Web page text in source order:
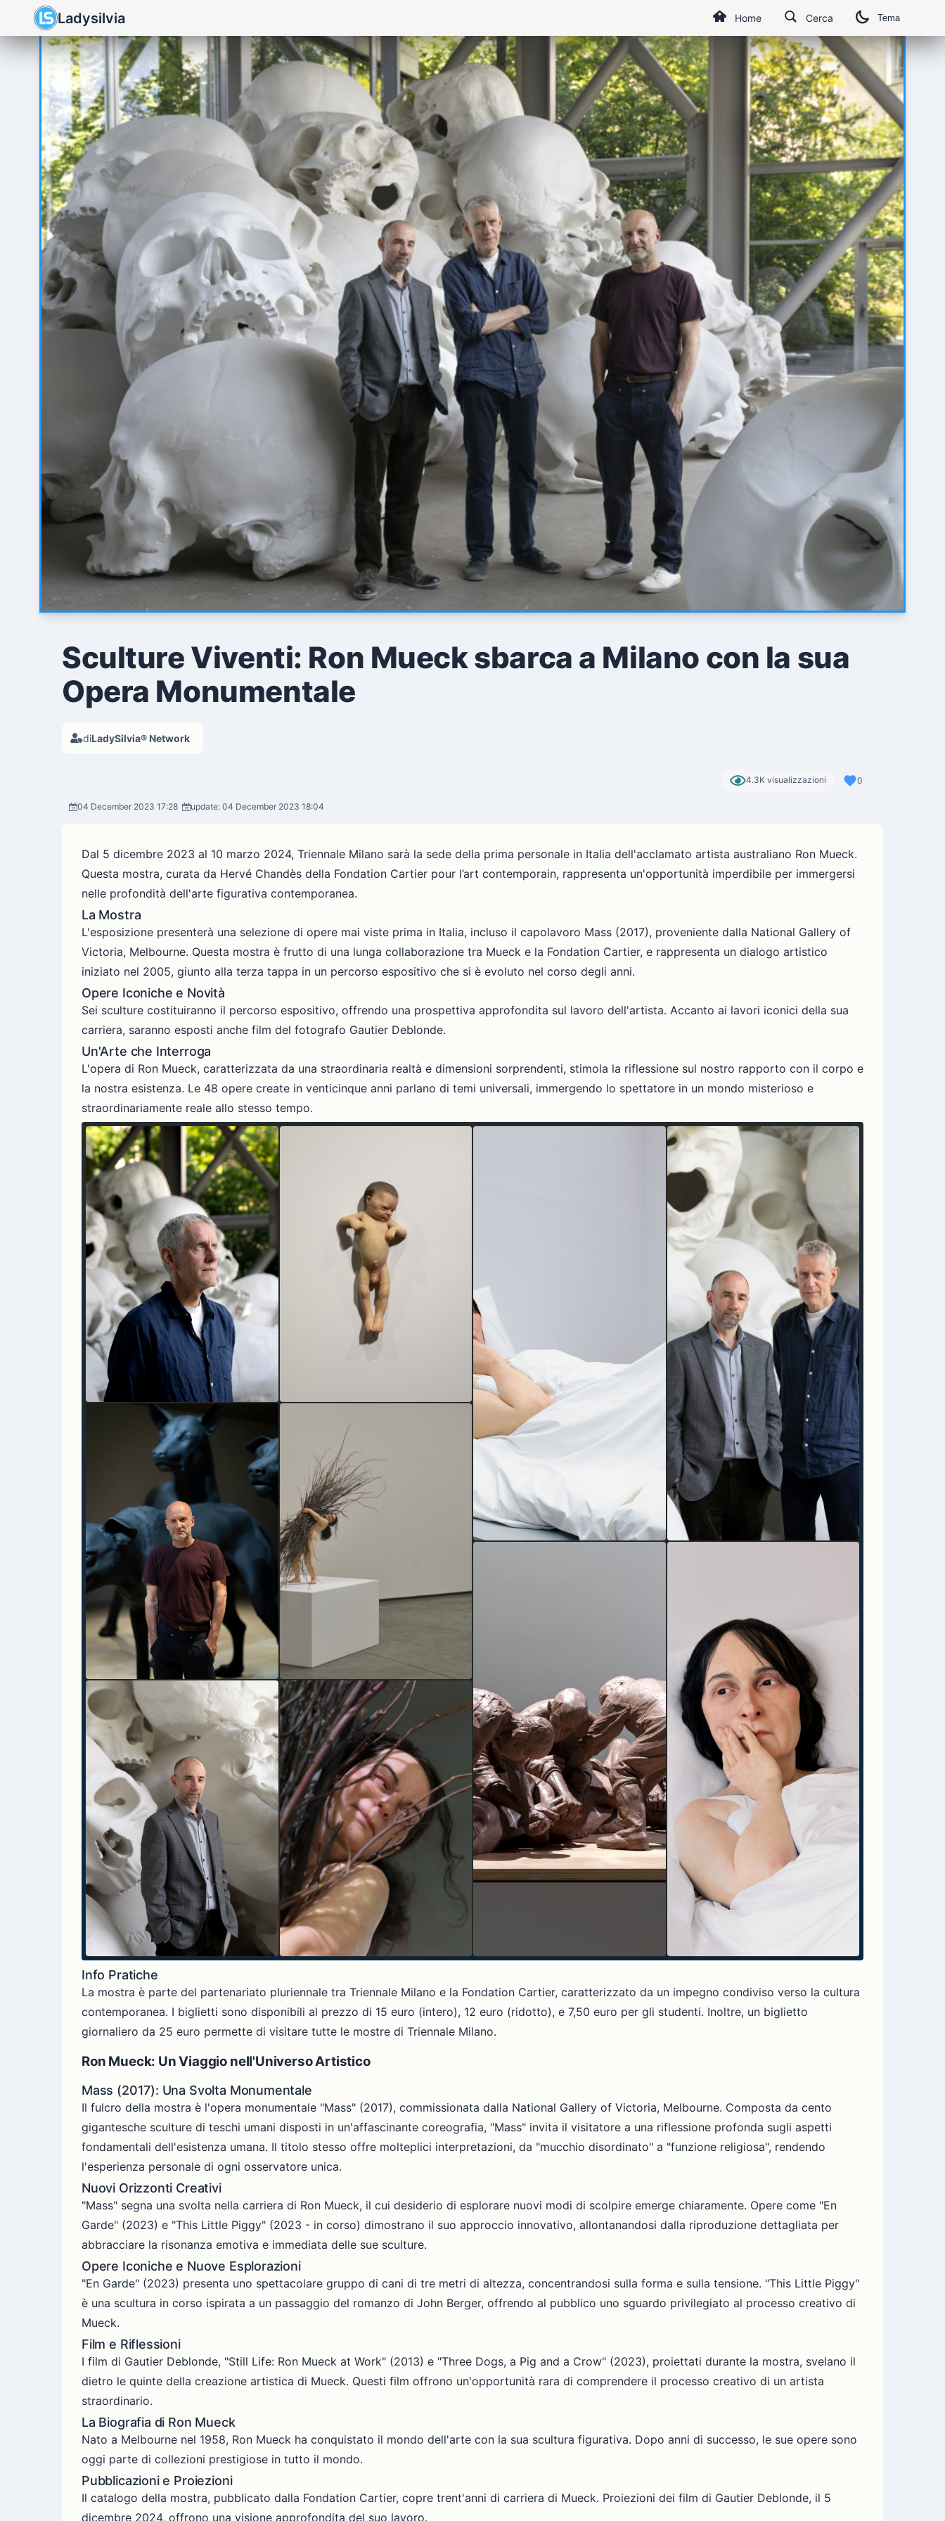
Ladysilvia Home Cerca Tema
Sculture Viventi: Ron Mueck sbarca a Milano con la sua
Opera Monumentale
diLadySilvia® Network
4.3K visualizzazioni 0
04 December 2023 17:28 update: 04 December 2023 18:04
Dal 5 dicembre 2023 al 10 marzo 2024, Triennale Milano sarà la sede della prima personale in Italia dell'acclamato artista australiano Ron Mueck.
Questa mostra, curata da Hervé Chandès della Fondation Cartier pour l’art contemporain, rappresenta un'opportunità imperdibile per immergersi
nelle profondità dell'arte figurativa contemporanea.
La Mostra
L'esposizione presenterà una selezione di opere mai viste prima in Italia, incluso il capolavoro Mass (2017), proveniente dalla National Gallery of
Victoria, Melbourne. Questa mostra è frutto di una lunga collaborazione tra Mueck e la Fondation Cartier, e rappresenta un dialogo artistico
iniziato nel 2005, giunto alla terza tappa in un percorso espositivo che si è evoluto nel corso degli anni.
Opere Iconiche e Novità
Sei sculture costituiranno il percorso espositivo, offrendo una prospettiva approfondita sul lavoro dell'artista. Accanto ai lavori iconici della sua
carriera, saranno esposti anche film del fotografo Gautier Deblonde.
Un'Arte che Interroga
L'opera di Ron Mueck, caratterizzata da una straordinaria realtà e dimensioni sorprendenti, stimola la riflessione sul nostro rapporto con il corpo e
la nostra esistenza. Le 48 opere create in venticinque anni parlano di temi universali, immergendo lo spettatore in un mondo misterioso e
straordinariamente reale allo stesso tempo.
Info Pratiche
La mostra è parte del partenariato pluriennale tra Triennale Milano e la Fondation Cartier, caratterizzato da un impegno condiviso verso la cultura
contemporanea. I biglietti sono disponibili al prezzo di 15 euro (intero), 12 euro (ridotto), e 7,50 euro per gli studenti. Inoltre, un biglietto
giornaliero da 25 euro permette di visitare tutte le mostre di Triennale Milano.
Ron Mueck: Un Viaggio nell'Universo Artistico
Mass (2017): Una Svolta Monumentale
Il fulcro della mostra è l'opera monumentale "Mass" (2017), commissionata dalla National Gallery of Victoria, Melbourne. Composta da cento
gigantesche sculture di teschi umani disposti in un'affascinante coreografia, "Mass" invita il visitatore a una riflessione profonda sugli aspetti
fondamentali dell'esistenza umana. Il titolo stesso offre molteplici interpretazioni, da "mucchio disordinato" a "funzione religiosa", rendendo
l'esperienza personale di ogni osservatore unica.
Nuovi Orizzonti Creativi
"Mass" segna una svolta nella carriera di Ron Mueck, il cui desiderio di esplorare nuovi modi di scolpire emerge chiaramente. Opere come "En
Garde" (2023) e "This Little Piggy" (2023 - in corso) dimostrano il suo approccio innovativo, allontanandosi dalla riproduzione dettagliata per
abbracciare la risonanza emotiva e immediata delle sue sculture.
Opere Iconiche e Nuove Esplorazioni
"En Garde" (2023) presenta uno spettacolare gruppo di cani di tre metri di altezza, concentrandosi sulla forma e sulla tensione. "This Little Piggy"
è una scultura in corso ispirata a un passaggio del romanzo di John Berger, offrendo al pubblico uno sguardo privilegiato al processo creativo di
Mueck.
Film e Riflessioni
I film di Gautier Deblonde, "Still Life: Ron Mueck at Work" (2013) e "Three Dogs, a Pig and a Crow" (2023), proiettati durante la mostra, svelano il
dietro le quinte della creazione artistica di Mueck. Questi film offrono un'opportunità rara di comprendere il processo creativo di un artista
straordinario.
La Biografia di Ron Mueck
Nato a Melbourne nel 1958, Ron Mueck ha conquistato il mondo dell'arte con la sua scultura figurativa. Dopo anni di successo, le sue opere sono
oggi parte di collezioni prestigiose in tutto il mondo.
Pubblicazioni e Proiezioni
Il catalogo della mostra, pubblicato dalla Fondation Cartier, copre trent'anni di carriera di Mueck. Proiezioni dei film di Gautier Deblonde, il 5
dicembre 2024, offrono una visione approfondita del suo lavoro.